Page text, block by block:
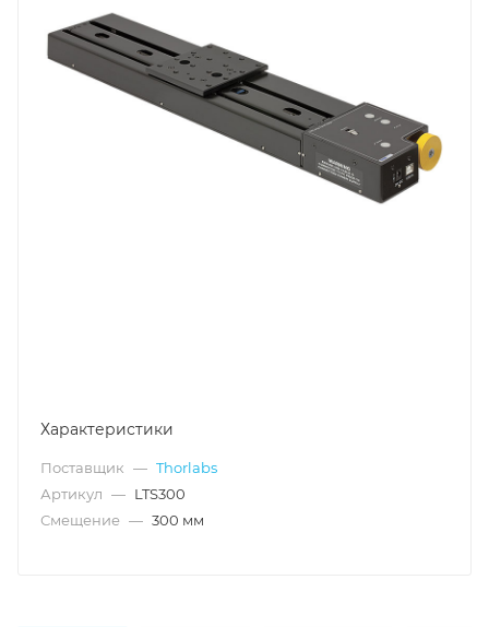
Характеристики
Поставщик — Thorlabs
Артикул — LTS300
Смещение — 300 мм